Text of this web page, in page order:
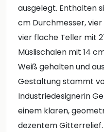
ausgelegt. Enthalten
cm Durchmesser,vier
vier flache Teller mit
Müslischalen mit 14
Weiß gehaltenundaus
Gestaltungstammt
Industriedesignerin
einem klaren,
dezentemGitterrelief.